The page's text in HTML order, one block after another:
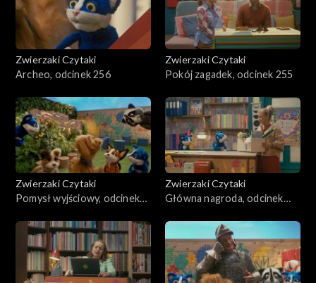
Zwierzaki Czytaki
Archeo, odcinek 256
Zwierzaki Czytaki
Pokój zagadek, odcinek 255
Zwierzaki Czytaki
Pomysł wyjściowy, odcinek
Zwierzaki Czytaki
Główna nagroda, odcinek